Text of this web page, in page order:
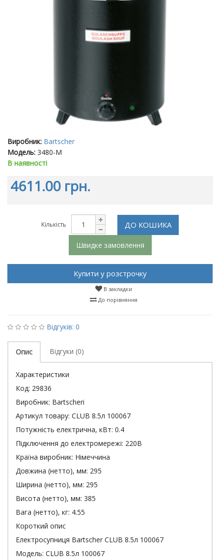
Виробник: Bartscher
Модель: 3480-M
В наявності
4611.00 грн.
Кількість ДО КОШИКА
Швидке замовлення
Купити у розстрочку
В закладки
До порівняння
Відгуків: 0
Опис Відгуки (0)
Характеристики
Код: 29836
Виробник: Bartscheri
Артикул товару: CLUB 8.5л 100067
Потужність електрична, кВт: 0.4
Підключення до електромережі: 220В
Країна виробник: Німеччина
Довжина (нетто), мм: 295
Ширина (нетто), мм: 295
Висота (нетто), мм: 385
Вага (нетто), кг: 4.55
Короткий опис
Електросупниця Bartscher CLUB 8.5л 100067
Модель: CLUB 8.5л 100067